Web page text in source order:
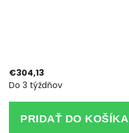
€304,13
Do 3 týždňov
PRIDAŤ DO KOŠÍKA